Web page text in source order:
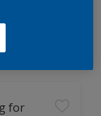
for